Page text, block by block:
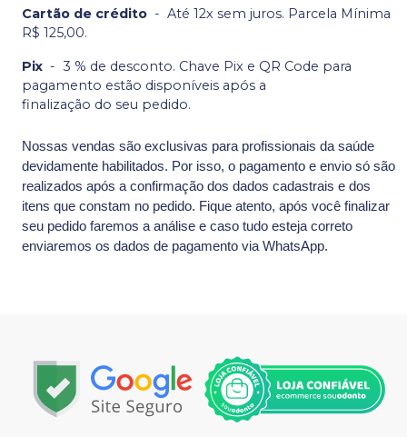
Cartão de crédito - Até 12x sem juros. Parcela Mínima
R$ 125,00.
Pix - 3 % de desconto. Chave Pix e QR Code para
pagamento estão disponíveis após a
finalização do seu pedido.
Nossas vendas são exclusivas para profissionais da saúde
devidamente habilitados. Por isso, o pagamento e envio só são
realizados após a confirmação dos dados cadastrais e dos
itens que constam no pedido. Fique atento, após você finalizar
seu pedido faremos a análise e caso tudo esteja correto
enviaremos os dados de pagamento via WhatsApp.